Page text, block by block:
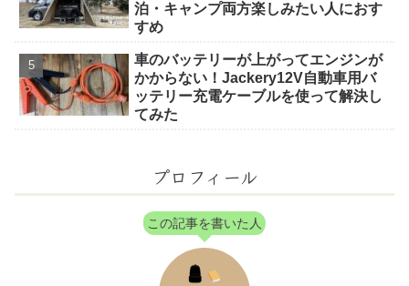
泊・キャンプ両方楽しみたい人におす
すめ
車のバッテリーが上がってエンジンが
かからない！Jackery12V自動車用バ
ッテリー充電ケーブルを使って解決し
てみた
プロフィール
この記事を書いた人